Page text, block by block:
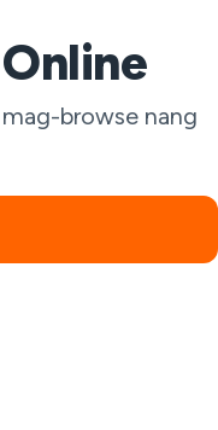
browse nang